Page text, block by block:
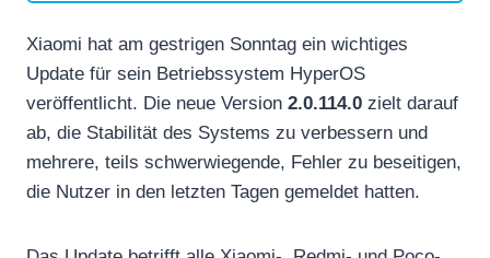
Xiaomi hat am gestrigen Sonntag ein wichtiges
Update für sein Betriebssystem HyperOS
veröffentlicht. Die neue Version 2.0.114.0 zielt darauf
ab, die Stabilität des Systems zu verbessern und
mehrere, teils schwerwiegende, Fehler zu beseitigen,
die Nutzer in den letzten Tagen gemeldet hatten.